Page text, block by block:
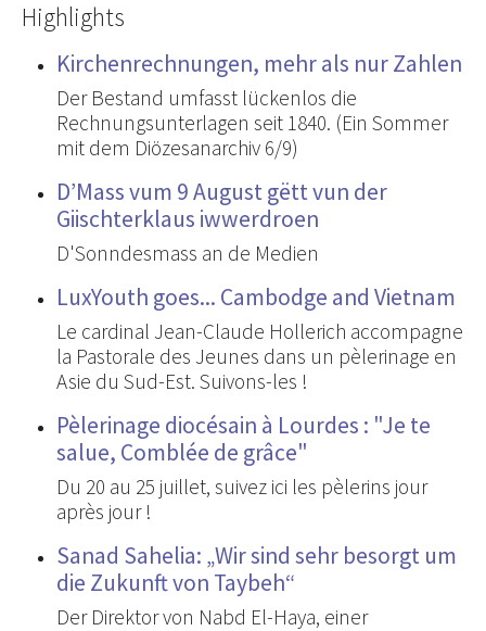
Highlights
Kirchenrechnungen, mehr als nur Zahlen
Der Bestand umfasst lückenlos die
Rechnungsunterlagen seit 1840. (Ein Sommer
mit dem Diözesanarchiv 6/9)
D’Mass vum 9 August gëtt vun der
Giischterklaus iwwerdroen
D'Sonndesmass an de Medien
LuxYouth goes... Cambodge and Vietnam
Le cardinal Jean-Claude Hollerich accompagne
la Pastorale des Jeunes dans un pèlerinage en
Asie du Sud-Est. Suivons-les !
Pèlerinage diocésain à Lourdes : "Je te
salue, Comblée de grâce"
Du 20 au 25 juillet, suivez ici les pèlerins jour
après jour !
Sanad Sahelia: „Wir sind sehr besorgt um
die Zukunft von Taybeh“
Der Direktor von Nabd El-Haya, einer